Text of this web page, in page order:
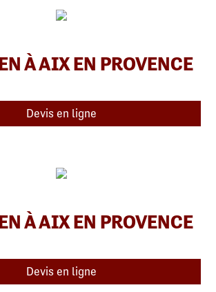
À AIX EN PROVENCE
Devis en ligne
À AIX EN PROVENCE
Devis en ligne